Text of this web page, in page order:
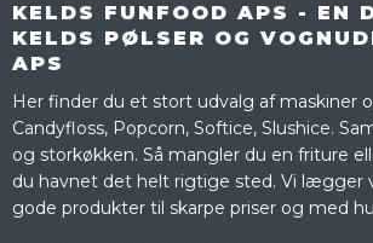
KELDS FUNFOOD APS - EN
KELDS PØLSER OG
APS
Her finder du et stort udvalg af maskiner
Candyfloss, Popcorn, Softice, Slushice.
og storkøkken. Så mangler du en friture
du havnet det helt rigtige sted. Vi
gode produkter til skarpe priser og med